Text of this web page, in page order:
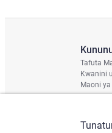
Tafuta
Kwanini
Maoni